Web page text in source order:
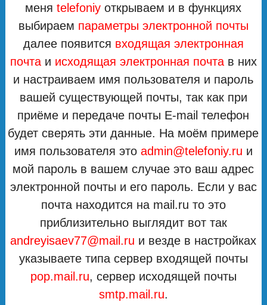
меняtelefoniy открываем и в функциях
выбираем параметры электронной почты
далее появится входящая электронная
почтаи исходящая электронная почтав них
и настраиваем имя пользователя и пароль
вашей существующей почты, так как при
приёме и передаче почты E-mail телефон
будет сверять эти данные. На моём примере
имя пользователя это admin@telefoniy.ru и
мой пароль в вашем случае это ваш адрес
электронной почты и его пароль. Если у вас
почта находится на mail.ru то это
приблизительно выглядит вот так
andreyisaev77@mail.ru и везде в настройках
указываете типа сервер входящей почты
pop.mail.ru, сервер исходящей почты
smtp.mail.ru.